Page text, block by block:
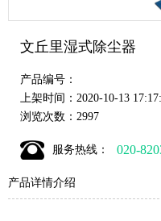
文丘里湿式除尘器
产品编号：
上架时间：2020-10-13
浏览次数：2997
服务热线： 020-
产品详情介绍